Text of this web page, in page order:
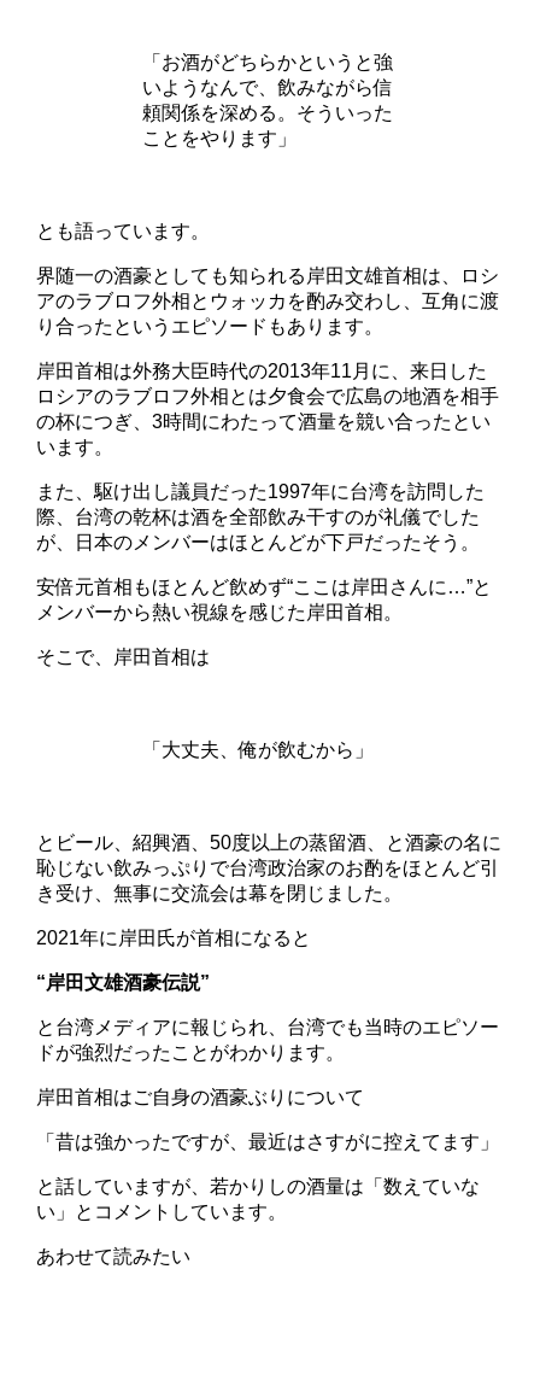
「お酒がどちらかというと強
いようなんで、飲みながら信
頼関係を深める。そういった
ことをやります」
とも語っています。
界随一の酒豪としても知られる岸田文雄首相は、ロシ
アのラブロフ外相とウォッカを酌み交わし、互角に渡
り合ったというエピソードもあります。
岸田首相は外務大臣時代の2013年11月に、来日した
ロシアのラブロフ外相とは夕食会で広島の地酒を相手
の杯につぎ、3時間にわたって酒量を競い合ったとい
います。
また、駆け出し議員だった1997年に台湾を訪問した
際、台湾の乾杯は酒を全部飲み干すのが礼儀でした
が、日本のメンバーはほとんどが下戸だったそう。
安倍元首相もほとんど飲めず“ここは岸田さんに…”と
メンバーから熱い視線を感じた岸田首相。
そこで、岸田首相は
「大丈夫、俺が飲むから」
とビール、紹興酒、50度以上の蒸留酒、と酒豪の名に
恥じない飲みっぷりで台湾政治家のお酌をほとんど引
き受け、無事に交流会は幕を閉じました。
2021年に岸田氏が首相になると
“岸田文雄酒豪伝説”
と台湾メディアに報じられ、台湾でも当時のエピソー
ドが強烈だったことがわかります。
岸田首相はご自身の酒豪ぶりについて
「昔は強かったですが、最近はさすがに控えてます」
と話していますが、若かりしの酒量は「数えていな
い」とコメントしています。
あわせて読みたい